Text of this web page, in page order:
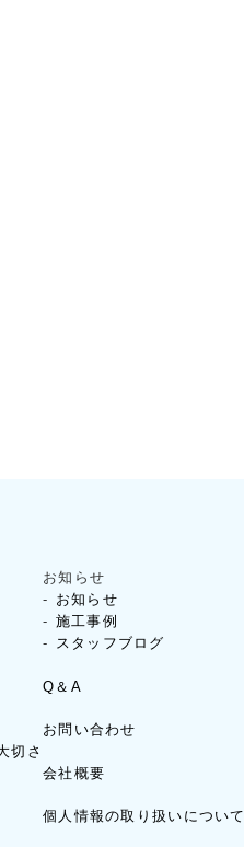
切さ
お知らせ
お知らせ
施工事例
スタッフブログ
Q＆A
お問い合わせ
会社概要
個人情報の取り扱いについて